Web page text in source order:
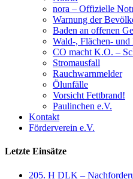
nora – Offizielle
Warnung der
Baden an offenen
Wald-, Flächen-
CO macht K.O. –
Stromausfall
Rauchwarnmelder
Ölunfälle
Vorsicht Fettbrand!
Paulinchen e.V.
Kontakt
Förderverein e.V.
Letzte Einsätze
205. H DLK –